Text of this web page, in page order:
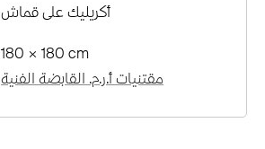
أكريليك على قماش
180 × 180 cm
مقتنيات أ.ر.م. القابضة الفنية